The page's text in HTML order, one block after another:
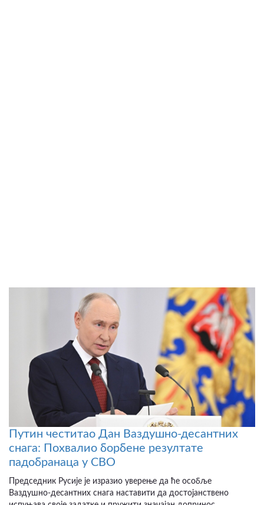
Путин честитао Дан Ваздушно-десантних
снага: Похвалио борбене резултате
падобранаца у СВО
Председник Русије је изразио уверење да ће особље
Ваздушно-десантних снага наставити да достојанствено